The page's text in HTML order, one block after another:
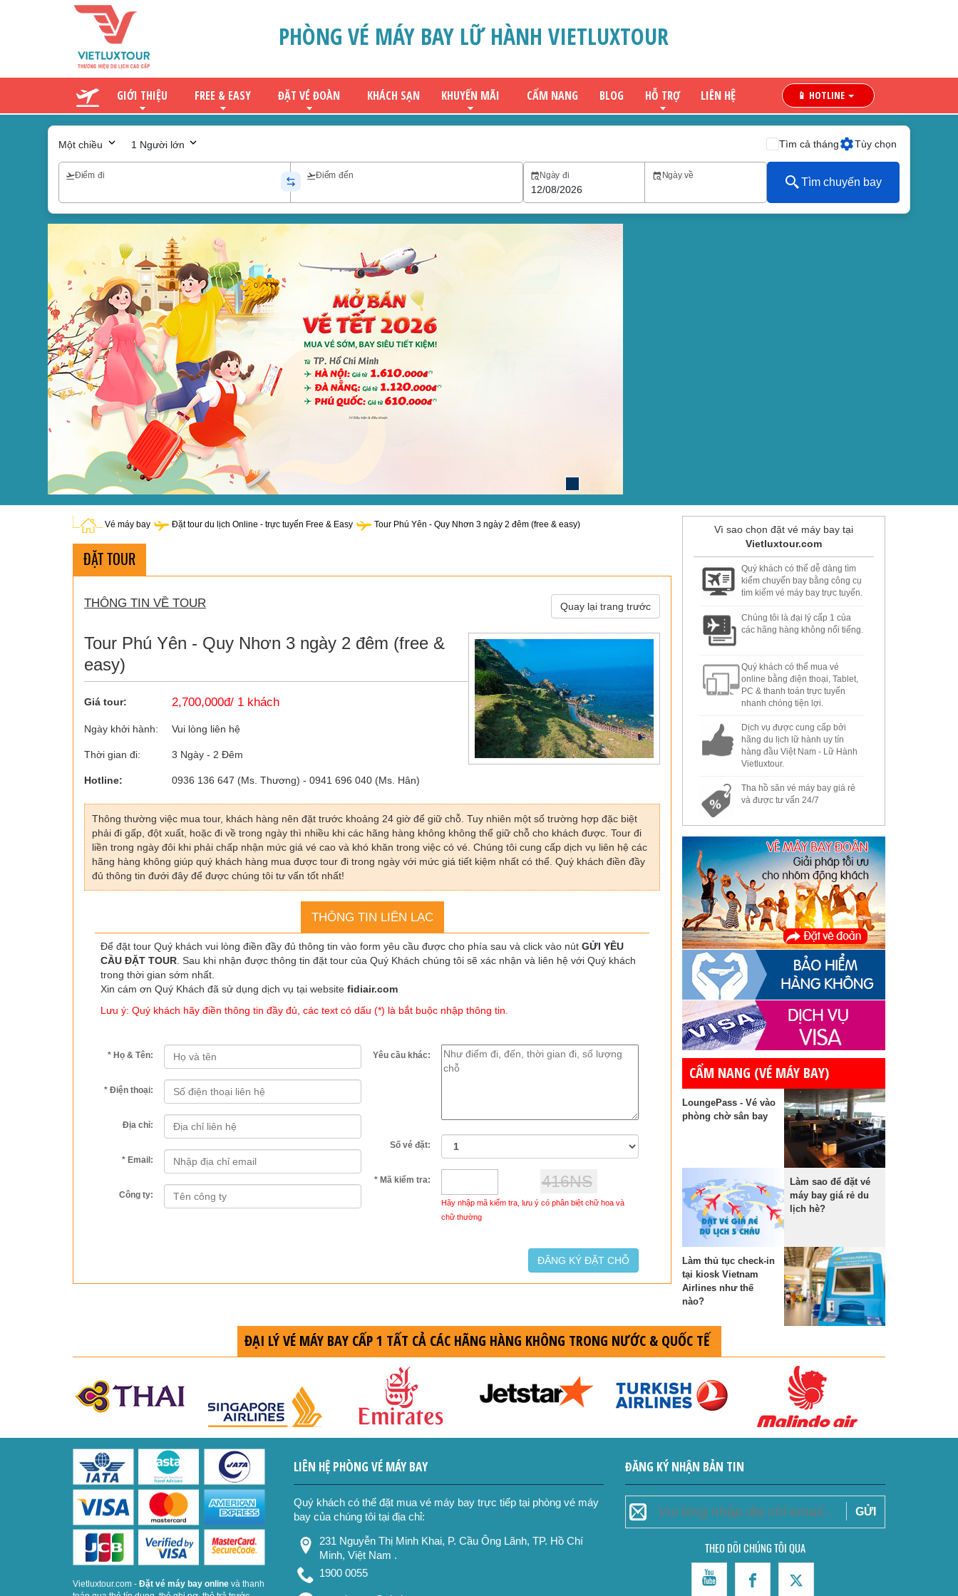
PHÒNG VÉ MÁY BAY LỮ HÀNH VIETLUXTOUR
GIỚI THIỆU FREE & EASY ĐẶT VÉ ĐOÀN KHÁCH SẠN KHUYẾN MÃI CẨM NANG BLOG HỖ TRỢ LIÊN HỆ 📱 HOTLINE
Một chiều 1 Người lớn Tìm cả tháng Tùy chọn
Điểm đi Điểm đến Ngày đi Ngày về
Tìm chuyến bay
Vé máy bay Đặt tour du lịch Online - trực tuyến Free & Easy Tour Phú Yên - Quy Nhơn 3 ngày 2 đêm (free & easy)
ĐẶT TOUR
THÔNG TIN VỀ TOUR Quay lại trang trước
Tour Phú Yên - Quy Nhơn 3 ngày 2 đêm (free &
easy)
Giá tour: 2,700,000đ/ 1 khách
Ngày khởi hành: Vui lòng liên hệ
Thời gian đi: 3 Ngày - 2 Đêm
Hotline: 0936 136 647 (Ms. Thương) - 0941 696 040 (Ms. Hân)
Thông thường việc mua tour, khách hàng nên đặt trước khoảng 24 giờ để giữ chỗ. Tuy nhiên một số trường hợp đặc biệt
phải đi gấp, đột xuất, hoặc đi về trong ngày thì nhiều khi các hãng hàng không không thể giữ chỗ cho khách được. Tour đi
liền trong ngày đôi khi phải chấp nhận mức giá vé cao và khó khăn trong việc có vé. Chúng tôi cung cấp dịch vụ liên hệ các
hãng hàng không giúp quý khách hàng mua được tour đi trong ngày với mức giá tiết kiệm nhất có thể. Quý khách điền đầy
đủ thông tin đưới đây để được chúng tôi tư vấn tốt nhất!
THÔNG TIN LIÊN LẠC
Để đặt tour Quý khách vui lòng điền đầy đủ thông tin vào form yêu cầu được cho phía sau và click vào nút GỬI YÊU
CẦU ĐẶT TOUR . Sau khi nhận được thông tin đặt tour của Quý Khách chúng tôi sẽ xác nhận và liên hệ với Quý khách
trong thời gian sớm nhất.
Xin cám ơn Quý Khách đã sử dụng dịch vụ tại website fidiair.com
Lưu ý: Quý khách hãy điền thông tin đầy đủ, các text có dấu (*) là bắt buộc nhập thông tin.
* Họ & Tên:
* Điện thoại:
Địa chỉ:
* Email:
Công ty:
Yêu cầu khác:
Số vé đặt:
* Mã kiểm tra:
Hãy nhập mã kiểm tra, lưu ý có phân biệt chữ hoa và
chữ thường
ĐĂNG KÝ ĐẶT CHỖ
Vì sao chọn đặt vé máy bay tại
Vietluxtour.com
Quý khách có thể dễ dàng tìm
kiếm chuyến bay bằng công cụ
tìm kiếm vé máy bay trực tuyến.
Chúng tôi là đại lý cấp 1 của
các hãng hàng không nổi tiếng.
Quý khách có thể mua vé
online bằng điện thoại, Tablet,
PC & thanh toán trực tuyến
nhanh chóng tiện lợi.
Dịch vụ được cung cấp bởi
hãng du lịch lữ hành uy tín
hàng đầu Việt Nam - Lữ Hành
Vietluxtour.
Tha hồ săn vé máy bay giá rẻ
và được tư vấn 24/7
CẨM NANG (VÉ MÁY BAY)
LoungePass - Vé vào
phòng chờ sân bay
Làm sao để đặt vé
máy bay giá rẻ du
lịch hè?
Làm thủ tục check-in
tại kiosk Vietnam
Airlines như thế
nào?
ĐẠI LÝ VÉ MÁY BAY CẤP 1 TẤT CẢ CÁC HÃNG HÀNG KHÔNG TRONG NƯỚC & QUỐC TẾ
Vietluxtour.com - Đặt vé máy bay online và thanh
LIÊN HỆ PHÒNG VÉ MÁY BAY
Quý khách có thể đặt mua vé máy bay trực tiếp tại phòng vé máy
bay của chúng tôi tại địa chỉ:
231 Nguyễn Thị Minh Khai, P. Cầu Ông Lãnh, TP. Hồ Chí
Minh, Việt Nam .
1900 0055
ĐĂNG KÝ NHẬN BẢN TIN
THEO DÕI CHÚNG TÔI QUA